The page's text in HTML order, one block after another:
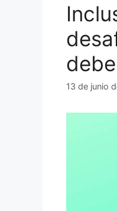
13 de junio